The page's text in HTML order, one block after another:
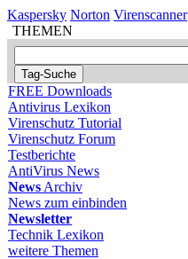
Kaspersky Norton Virenscanner
THEMEN
FREE Downloads
Antivirus Lexikon
Virenschutz Tutorial
Virenschutz Forum
Testberichte
AntiVirus News
News Archiv
News zum einbinden
Newsletter
Technik Lexikon
weitere Themen